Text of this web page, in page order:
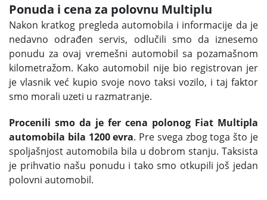
Ponuda i cena za polovnu Multiplu
Nakon kratkog pregleda automobila i informacije da je
nedavno odrađen servis, odlučili smo da iznesemo
ponudu za ovaj vremešni automobil sa pozamašnom
kilometražom. Kako automobil nije bio registrovan jer
je vlasnik već kupio svoje novo taksi vozilo, i taj faktor
smo morali uzeti u razmatranje.
Procenili smo da je fer cena polonog Fiat Multipla
automobila bila 1200 evra. Pre svega zbog toga što je
spoljašnjost automobila bila u dobrom stanju. Taksista
je prihvatio našu ponudu i tako smo otkupili još jedan
polovni automobil.